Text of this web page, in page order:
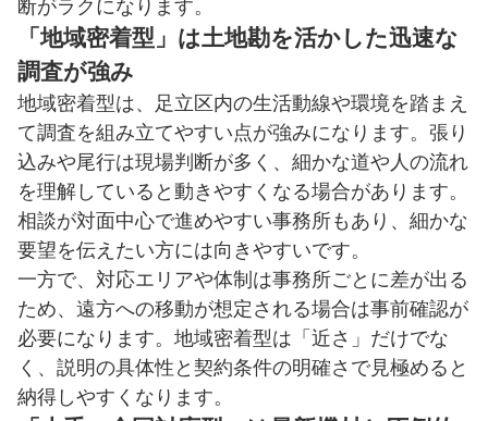
断がラクになります。
「地域密着型」は土地勘を活かした迅速な
調査が強み
地域密着型は、足立区内の生活動線や環境を踏まえ
て調査を組み立てやすい点が強みになります。張り
込みや尾行は現場判断が多く、細かな道や人の流れ
を理解していると動きやすくなる場合があります。
相談が対面中心で進めやすい事務所もあり、細かな
要望を伝えたい方には向きやすいです。
一方で、対応エリアや体制は事務所ごとに差が出る
ため、遠方への移動が想定される場合は事前確認が
必要になります。地域密着型は「近さ」だけでな
く、説明の具体性と契約条件の明確さで見極めると
納得しやすくなります。